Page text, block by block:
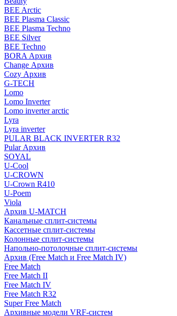
BEE Arctic
BEE Plasma Classic
BEE Plasma Techno
BEE Silver
BEE Techno
BORA Архив
Change Архив
Cozy Архив
G-TECH
Lomo
Lomo Inverter
Lomo inverter arctic
Lyra
Lyra inverter
PULAR BLACK INVERTER R32
Pular Архив
SOYAL
U-Cool
U-CROWN
U-Crown R410
U-Poem
Viola
Архив U-MATCH
Канальные сплит-системы
Кассетные сплит-системы
Колонные сплит-системы
Напольно-потолочные сплит-системы
Архив (Free Match и Free Match IV)
Free Match
Free Match II
Free Match IV
Free Match R32
Super Free Match
Архивные модели VRF-систем